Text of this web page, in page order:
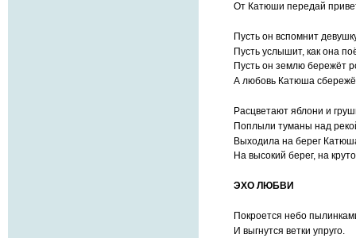
От Катюши передай
Пусть он вспомнит
Пусть услышит, как она
Пусть он землю бережёт
А любовь Катюша
Расцветают яблони и
Поплыли туманы над
Выходила на берег
На высокий берег, на
ЭХО ЛЮБВИ
Покроется небо
И выгнутся ветки упруго.